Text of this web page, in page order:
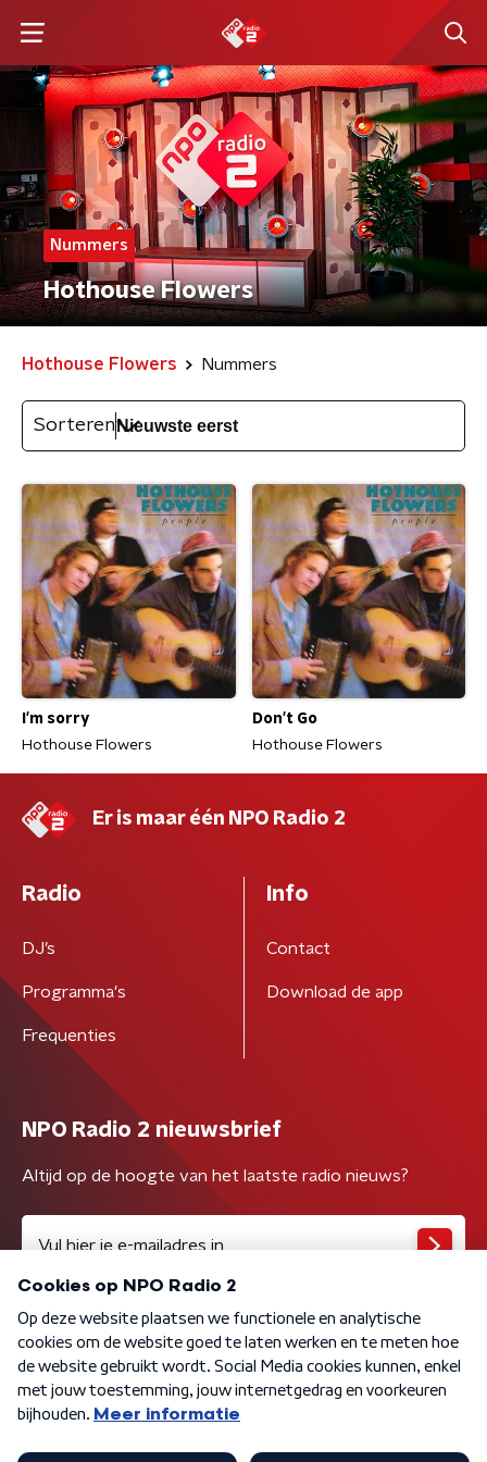
Nummers
Hothouse Flowers
Hothouse Flowers Nummers
Sorteren
I'm sorry
Hothouse Flowers
Don't Go
Hothouse Flowers
Er is maar één NPO Radio 2
Radio
DJ’s
Programma's
Frequenties
Info
Contact
Download de app
NPO Radio 2 nieuwsbrief
Altijd op de hoogte van het laatste radio nieuws?
Algemene voorwaarden